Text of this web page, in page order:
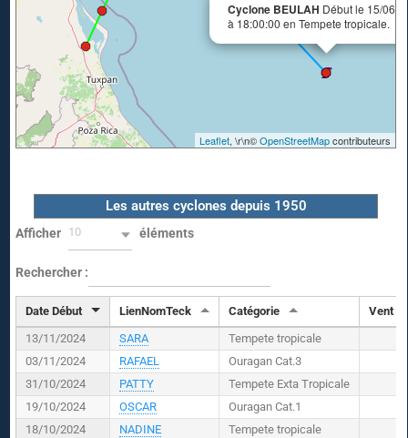
Cyclone BEULAH Début le 15/06/
à 18:00:00 en Tempete tropicale.
Leaflet, \r\n©OpenStreetMapcontributeurs
Les autres cyclones depuis 1950
Afficher 10 éléments
Rechercher :
Date Début LienNomTeck Catégorie Vent (
13/11/2024
SARA
Tempete tropicale
03/11/2024
RAFAEL
Ouragan Cat.3
31/10/2024
PATTY
Tempete Exta Tropicale
19/10/2024
OSCAR
Ouragan Cat.1
18/10/2024
NADINE
Tempete tropicale